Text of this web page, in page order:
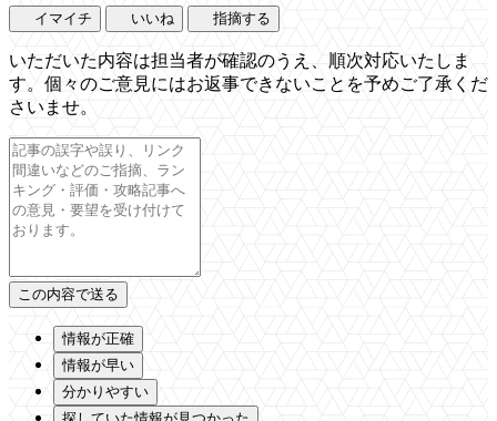
イマイチ いいね 指摘する
いただいた内容は担当者が確認のうえ、順次対応いたしま
す。個々のご意見にはお返事できないことを予めご了承くだ
さいませ。
情報が正確
情報が早い
分かりやすい